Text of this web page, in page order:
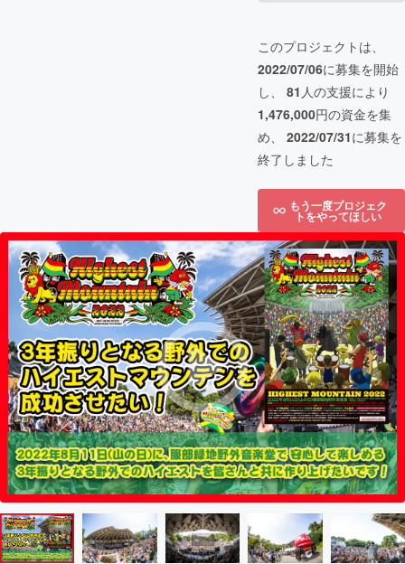
このプロジェクトは、
2022/07/06に募集を開始
し、 81 人の支援により
1,476,000円の資金を集
め、 2022/07/31に募集を
終了しました
もう一度プロジェク
トをやってほしい